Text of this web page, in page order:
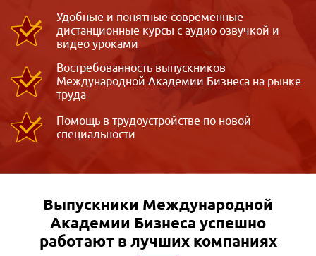
Удобные и понятные современные
дистанционные курсы с аудио озвучкой и
видео уроками
Востребованность выпускников
Международной Академии Бизнеса на рынке
труда
Помощь в трудоустройстве по новой
специальности
Выпускники Международной
Академии Бизнеса успешно
работают в лучших компаниях